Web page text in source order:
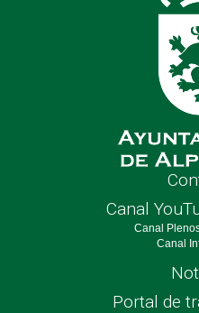
Canal
Canal
Canal
Portal de